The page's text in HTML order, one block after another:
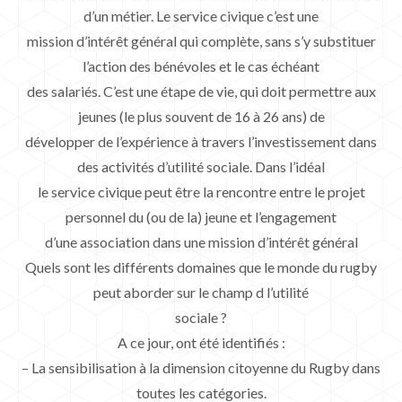
d’un métier. Le service civique c’est une
mission d’intérêt général qui complète, sans s’y substituer
l’action des bénévoles et le cas échéant
des salariés. C’est une étape de vie, qui doit permettre aux
jeunes (le plus souvent de 16 à 26 ans) de
développer de l’expérience à travers l’investissement dans
des activités d’utilité sociale. Dans l’idéal
le service civique peut être la rencontre entre le projet
personnel du (ou de la) jeune et l’engagement
d’une association dans une mission d’intérêt général
Quels sont les différents domaines que le monde du rugby
peut aborder sur le champ d l’utilité
sociale ?
A ce jour, ont été identifiés :
– La sensibilisation à la dimension citoyenne du Rugby dans
toutes les catégories.